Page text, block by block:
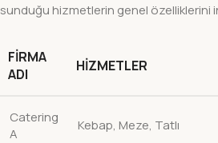
sunduğu hizmetlerin genel özelliklerini
FIRMA
ADI
HIZMETLER
Catering
A
Kebap, Meze, Tatlı